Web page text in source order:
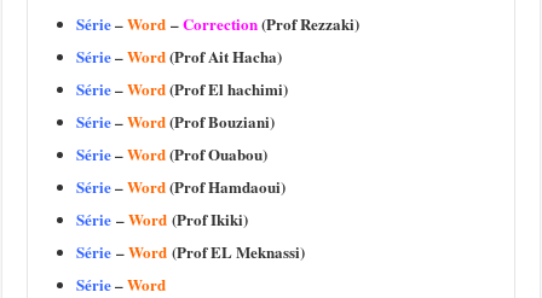
Série–Word –Correction(Prof Rezzaki)
Série–Word(Prof Ait Hacha)
Série–Word(Prof El hachimi)
Série–Word(Prof Bouziani)
Série–Word(Prof Ouabou)
Série–Word(Prof Hamdaoui)
Série –Word (Prof Ikiki)
Série –Word (Prof EL Meknassi)
Série–Word